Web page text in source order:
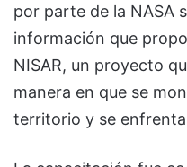
por parte de la NASA
información que
NISAR, un proyecto
manera en que se
territorio y se